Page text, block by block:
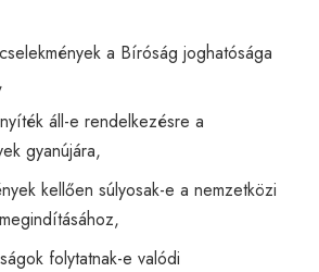
a Bíróság joghatósága
áll-e rendelkezésre a
gyanújára,
kellően súlyosak-e a nemzetközi
folytatnak-e valódi